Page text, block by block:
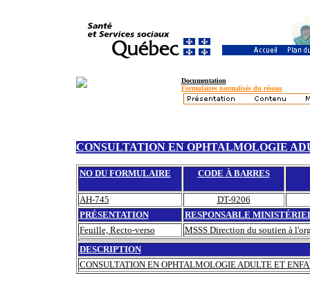
Documentation
Formulaires normalisés du réseau
CONSULTATION EN OPHTALMOLOGIE
NO DU FORMULAIRE CODE À BARRES
AH-745
DT-9206
PRÉSENTATION
RESPONSABLE
Feuille, Recto-verso
MSSS Direction du soutien à
DESCRIPTION
CONSULTATION EN OPHTALMOLOGIE ADULTE ET